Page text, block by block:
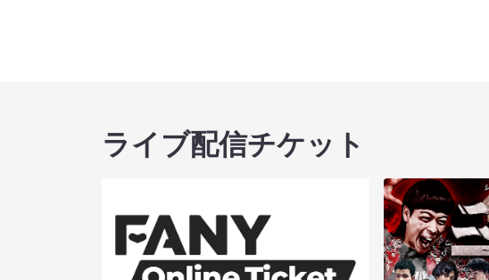
ライブ配信チケット